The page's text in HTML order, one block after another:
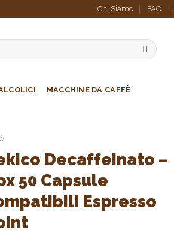
Chi Siamo FAQ
MACCHINE DA CAFFÈ
Decaffeinato –
50 Capsule
Espresso